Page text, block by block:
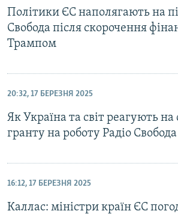
Політики ЄС наполягають на
Свобода після скорочення
Трампом
20:32, 17 БЕРЕЗНЯ 2025
Як Україна та світ реагують
гранту на роботу Радіо Свобода
16:12, 17 БЕРЕЗНЯ 2025
Каллас: міністри країн ЄС